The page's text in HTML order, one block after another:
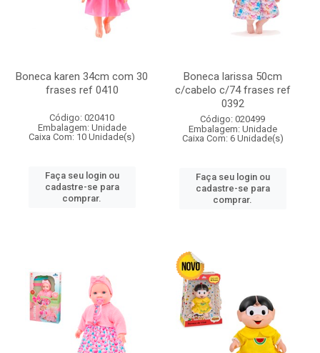
Boneca karen 34cm com 30
frases ref 0410
Código: 020410
Embalagem: Unidade
Caixa Com: 10 Unidade(s)
Faça seu login ou
cadastre-se para
comprar.
Boneca larissa 50cm
c/cabelo c/74 frases ref
0392
Código: 020499
Embalagem: Unidade
Caixa Com: 6 Unidade(s)
Faça seu login ou
cadastre-se para
comprar.